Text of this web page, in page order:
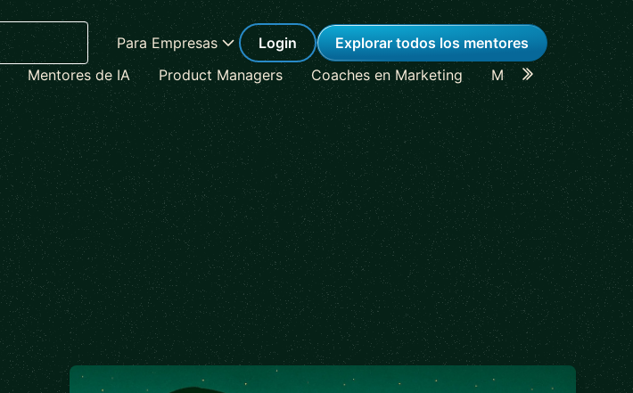
Para Empresas Login
Explorar todos los mentores
Mentores de IA Product Managers Coaches en Marketing Mentores en